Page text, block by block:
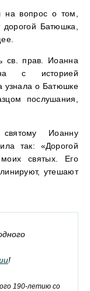
на вопрос о том,
Батюшка,
св. прав. Иоанна
с историей
узнала о Батюшке
послушания,
Иоанну
так: «Дорогой
святых. Его
утешают
!
190-летию со